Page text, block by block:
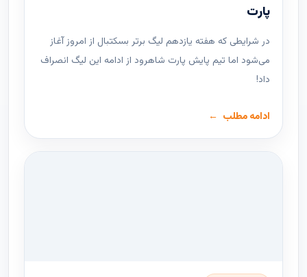
پارت
در شرایطی که هفته یازدهم لیگ ‌برتر بسکتبال از امروز آغاز
می‌شود اما تیم پایش پارت شاهرود از ادامه این لیگ انصراف
داد!
ادامه مطلب